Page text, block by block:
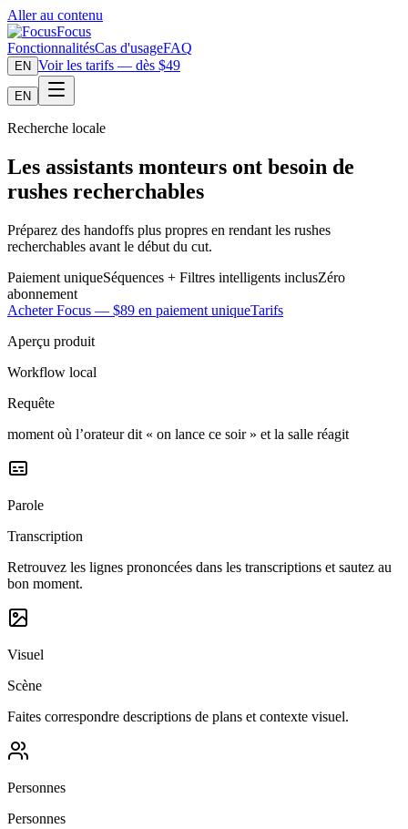
Aller au contenu
Focus
FonctionnalitésCas d'usageFAQ
EN Voir les tarifs — dès $49
EN
Recherche locale
Les assistants monteurs ont besoin de
rushes recherchables
Préparez des handoffs plus propres en rendant les rushes
recherchables avant le début du cut.
Paiement uniqueSéquences + Filtres intelligents inclusZéro
abonnement
Acheter Focus — $89 en paiement uniqueTarifs
Aperçu produit
Workflow local
Requête
moment où l’orateur dit « on lance ce soir » et la salle réagit
Parole
Transcription
Retrouvez les lignes prononcées dans les transcriptions et sautez au
bon moment.
Visuel
Scène
Faites correspondre descriptions de plans et contexte visuel.
Personnes
Personnes